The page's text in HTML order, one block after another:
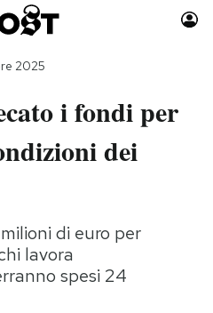
Auto
Moda
Storie/Idee
Ok Boomer!
Media
2025
i fondi per
dei
di euro per
lavora
spesi 24